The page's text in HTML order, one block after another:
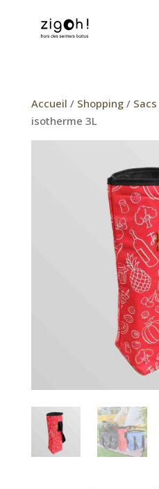
Accueil / Shopping/ Sacs
isotherme 3L